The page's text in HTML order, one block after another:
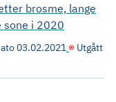
brosme, lange
sone i 2020
03.02.2021 Utgått